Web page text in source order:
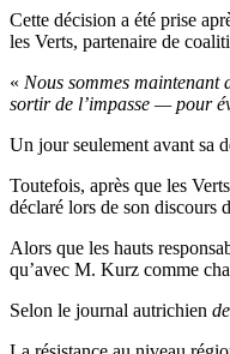
Cette décision a été prise
les Verts, partenaire de
« Nous sommes maintenant
sortir de l’impasse — pour
Un jour seulement avant sa
Toutefois, après que les
déclaré lors de son discours
Alors que les hauts
qu’avec M. Kurz comme
Selon le journal autrichien